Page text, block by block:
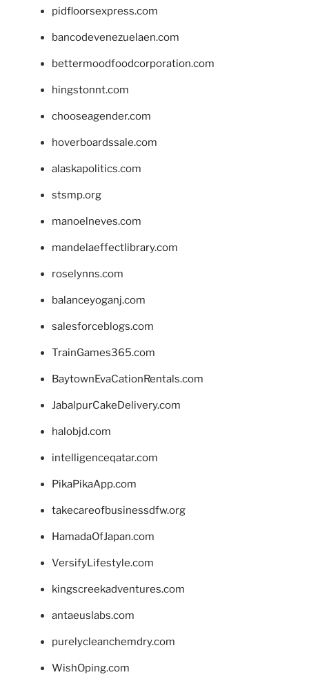
pidfloorsexpress.com
bancodevenezuelaen.com
bettermoodfoodcorporation.com
hingstonnt.com
chooseagender.com
hoverboardssale.com
alaskapolitics.com
stsmp.org
manoelneves.com
mandelaeffectlibrary.com
roselynns.com
balanceyoganj.com
salesforceblogs.com
TrainGames365.com
BaytownEvaCationRentals.com
JabalpurCakeDelivery.com
halobjd.com
intelligenceqatar.com
PikaPikaApp.com
takecareofbusinessdfw.org
HamadaOfJapan.com
VersifyLifestyle.com
kingscreekadventures.com
antaeuslabs.com
purelycleanchemdry.com
WishOping.com